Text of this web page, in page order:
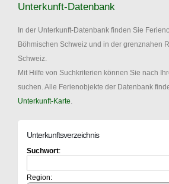
Unterkunft-Datenbank
In der Unterkunft-Datenbank finden Sie
Böhmischen Schweiz und in der grenznahen
Schweiz.
Mit Hilfe von Suchkriterien können Sie nach
suchen. Alle Ferienobjekte der Datenbank
Unterkunft-Karte
Unterkunftsverzeichnis
Suchwort:
Region: